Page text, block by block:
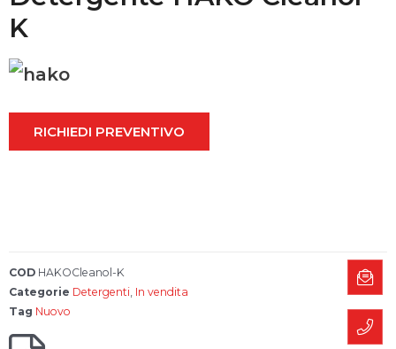
K
H
k
RICHIEDI PREVENTIVO
COD HAKOCleanol-K
Categorie Detergenti, In vendita
Tag Nuovo